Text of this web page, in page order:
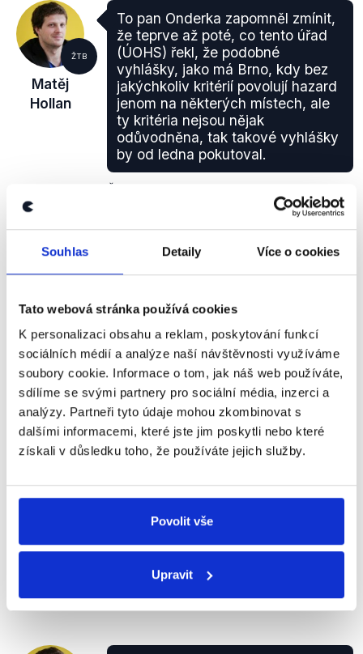
Souhlas Detaily Více o cookies
Tato webová stránka používá cookies
K personalizaci obsahu a reklam, poskytování funkcí
sociálních médií a analýze naší návštěvnosti využíváme
soubory cookie. Informace o tom, jak náš web používáte,
sdílíme se svými partnery pro sociální média, inzerci a
analýzy. Partneři tyto údaje mohou zkombinovat s
dalšími informacemi, které jste jim poskytli nebo které
získali v důsledku toho, že používáte jejich služby.
Povolit vše
Upravit
Na základě těchto příkladů angažmá Brnění v
problematice regulace hazardu je výrok hodnocen
jako pravdivý.
ŽTB
Matěj
Hollan
To pan Onderka zapomněl zmínit,
že teprve až poté, co tento úřad
(ÚOHS) řekl, že podobné
vyhlášky, jako má Brno, kdy bez
jakýchkoliv kritérií povolují hazard
jenom na některých místech, ale
ty kritéria nejsou nějak
odůvodněna, tak takové vyhlášky
by od ledna pokutoval.
ČT24
PRAVDA
dne 1. září 2014stanovisko(.pdf) vztahující se k
kterém těmto sděluje, že na základě § 19a (Dozor
nad orgány veřejné správy) zákona č. 143/2001 Sb.,
zákon o ochraně hospodářské soutěže a o změně
některých zákonů (zákon o ochraně hospodářské
soutěže), ve znění pozdějších předpisů, a v souladu
s nálezem Ústavního soudu sp. zn. Pl. ÚS 56/10,
jsou obce, které se pro regulaci loterií a jiných
2015 zveřejnit veškerá kritéria, na základě nichž
budou na jejich území loterie a jiné podobné hry
které jsou v rozporu s výše uvedeným paragrafem
zákona a nálezem Ústavního soudu, tedy možné
diskriminaci provozovatelů ze strany obcí vedoucí k
možnému narušení hospodářské soutěže, jsou